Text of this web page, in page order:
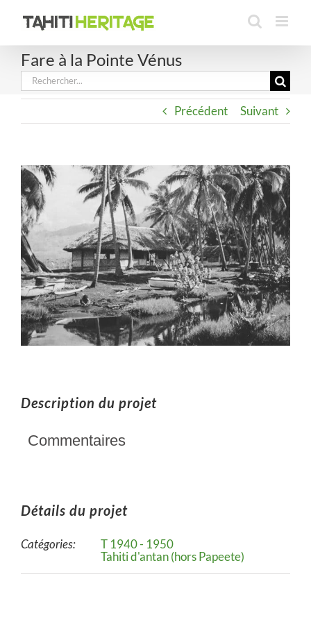
Fare à la Pointe Vénus
Rechercher:
Précédent Suivant
Description du projet
Commentaires
Détails du projet
Catégories:
T 1940 - 1950
Tahiti d'antan (hors Papeete)